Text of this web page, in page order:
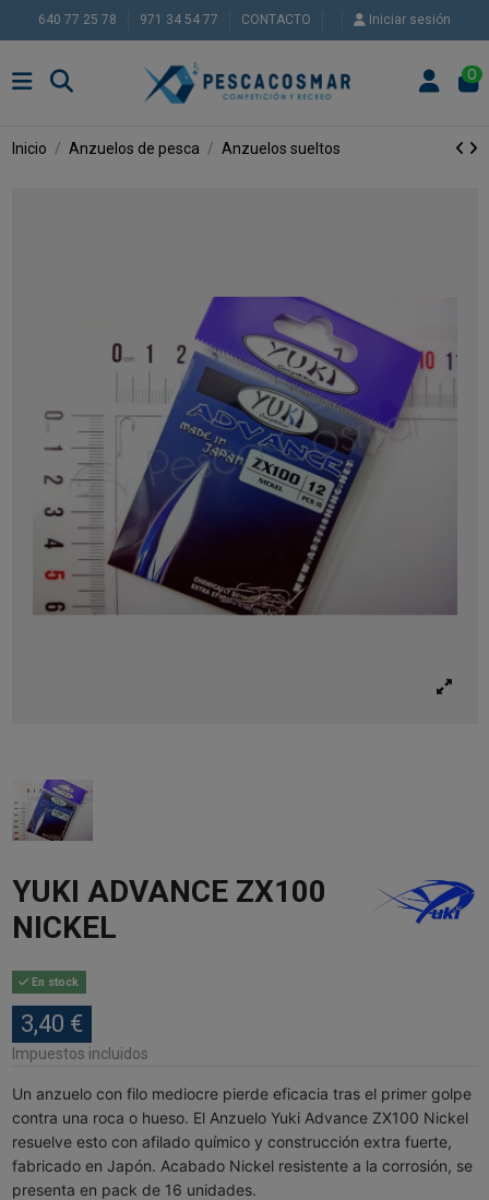
640 77 25 78 971 34 54 77 CONTACTO Iniciar sesión
0
Inicio Anzuelos de pesca Anzuelos sueltos
YUKI ADVANCE ZX100
NICKEL
En stock
3,40 €
Impuestos incluidos
Un anzuelo con filo mediocre pierde eficacia tras el primer golpe
contra una roca o hueso. El Anzuelo Yuki Advance ZX100 Nickel
resuelve esto con afilado químico y construcción extra fuerte,
fabricado en Japón. Acabado Nickel resistente a la corrosión, se
presenta en pack de 16 unidades.